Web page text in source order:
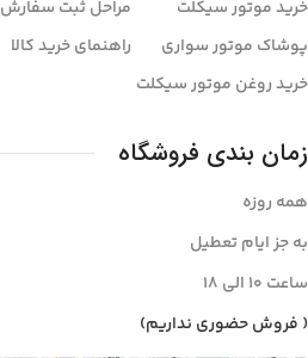
خرید موتور سیکلت
پوشاک موتور سواری
خرید روغن موتور سیکلت
مراحل ثبت سفارش
راهنمای خرید کالا
زمان بندی فروشگاه
همه روزه
به جز ایام تعطیل
ساعت ۱۰ الی ۱8
( فروش حضوری نداریم)